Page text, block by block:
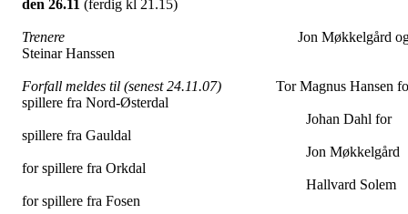
den 26.11 (ferdig kl 21.15)
Trenere
Jon Møkkelgård
Steinar Hanssen
Forfall meldes til (senest 24.11.07)
Tor Magnus Hansen
spillere fra Nord-Østerdal
Johan Dahl for
spillere fra Gauldal
Jon Møkkelgård
for spillere fra Orkdal
Hallvard Solem
for spillere fra Fosen